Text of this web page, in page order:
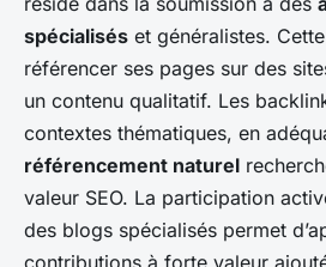
spécialisés et généralistes.
référencer ses pages sur des
un contenu qualitatif. Les
contextes thématiques, en
référencement naturel
valeur SEO. La participation
des blogs spécialisés permet